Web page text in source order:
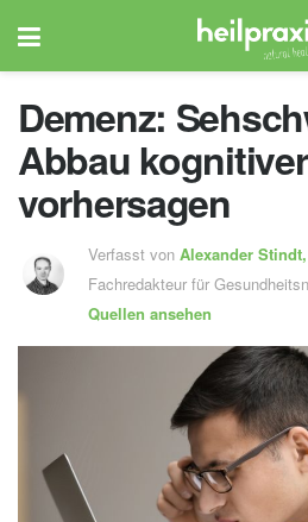
Demenz:
Abbau
vorhersagen
Verfasst von Alexander Stindt,
Fachredakteur für
Quellen ansehen